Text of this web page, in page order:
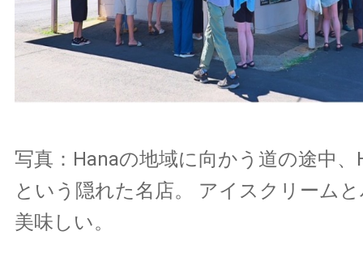
写真：Hanaの地域に向かう道の途中、
という隠れた名店。 アイスクリーム
美味しい。